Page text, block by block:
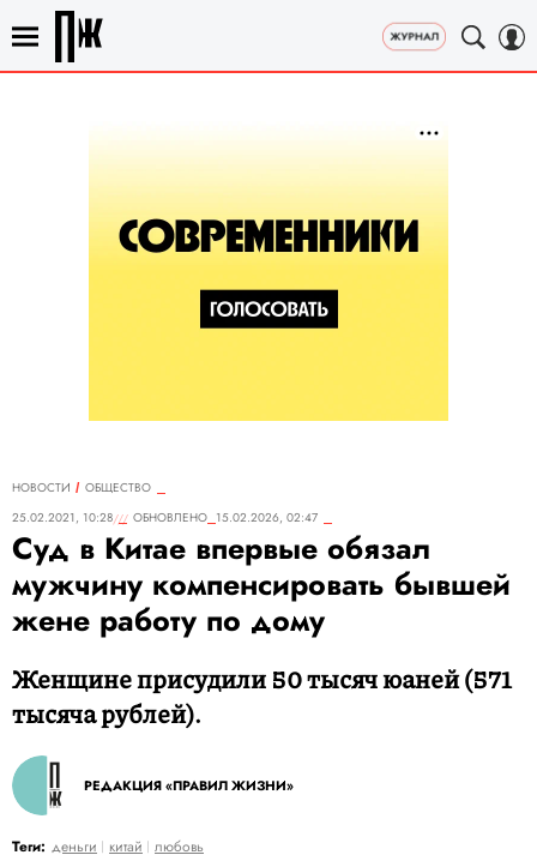
НОВОСТИ
ОБЩЕСТВО
25.02.2021, 10:28
ОБНОВЛЕНО 15.02.2026, 02:47
Суд в Китае впервые обязал
мужчину компенсировать бывшей
жене работу по дому
Женщине присудили 50 тысяч юаней (571
тысяча рублей).
РЕДАКЦИЯ «ПРАВИЛ ЖИЗНИ»
Теги: деньги китай любовь